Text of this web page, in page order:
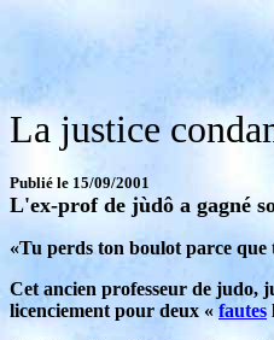
La justice
Publié le 15/09/2001
L'ex-prof de jùdô a gagné
«Tu perds ton boulot parce que
Cet ancien professeur de judo,
licenciement pour deux «fautes